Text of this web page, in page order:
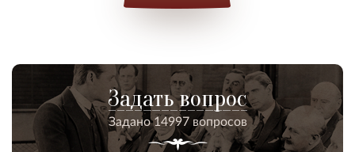
Задать вопрос
Задано 14997 вопросов